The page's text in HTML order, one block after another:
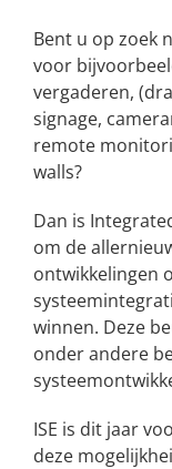
Bent u op zoek
voor
vergaderen,
signage,
remote
walls?
Dan is
om de
ontwikkelingen
winnen. Deze
onder andere
ISE is dit jaar
deze